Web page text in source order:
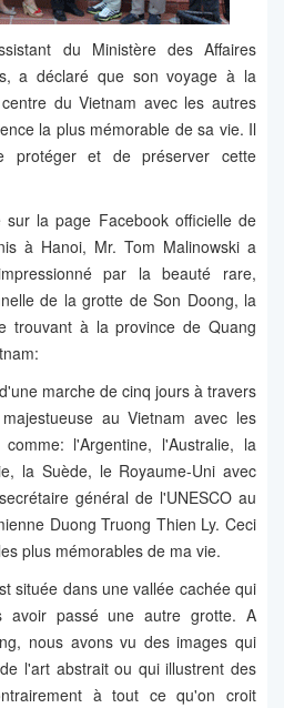
du Ministère des Affaires
a déclaré que son voyage à la
du Vietnam avec les autres
la plus mémorable de sa vie. Il
protéger et de préserver cette
sur la page Facebook officielle de
à Hanoi, Mr. Tom Malinowski a
par la beauté rare,
de la grotte de Son Doong, la
trouvant à la province de Quang
marche de cinq jours à travers
au Vietnam avec les
l'Argentine, l'Australie, la
la Suède, le Royaume-Uni avec
général de l'UNESCO au
Duong Truong Thien Ly. Ceci
plus mémorables de ma vie.
située dans une vallée cachée qui
avoir passé une autre grotte. A
nous avons vu des images qui
l'art abstrait ou qui illustrent des
à tout ce qu'on croit